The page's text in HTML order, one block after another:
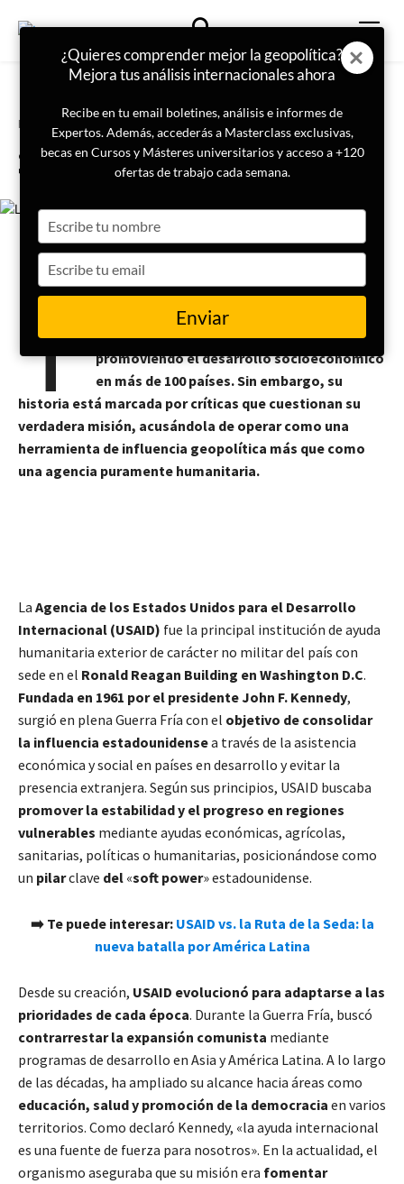
Portada
¿Qué es la USAID y por qué
Trump prescinde de ella?
Rubén Asenjo
T
ras su fundación en 1961, USAID ha sido un
pilar de la política exterior estadounidense,
promoviendo el desarrollo socioeconómico
en más de 100 países. Sin embargo, su
historia está marcada por críticas que cuestionan su
verdadera misión, acusándola de operar como una
herramienta de influencia geopolítica más que como
una agencia puramente humanitaria.
La Agencia de los Estados Unidos para el Desarrollo
Internacional (USAID) fue la principal institución de ayuda
humanitaria exterior de carácter no militar del país con
sede en el Ronald Reagan Building en Washington D.C.
Fundada en 1961 por el presidente John F. Kennedy,
surgió en plena Guerra Fría con el objetivo de consolidar
la influencia estadounidensea través de la asistencia
económica y social en países en desarrollo y evitar la
presencia extranjera. Según sus principios, USAID buscaba
promover la estabilidad y el progreso en regiones
vulnerables mediante ayudas económicas, agrícolas,
sanitarias, políticas o humanitarias, posicionándose como
un pilarclave del «soft power» estadounidense.
➡️ Te puede interesar: USAID vs. la Ruta de la Seda: la
nueva batalla por América Latina
Desde su creación, USAID evolucionó para adaptarse a las
prioridades de cada época. Durante la Guerra Fría, buscó
contrarrestar la expansión comunista mediante
programas de desarrollo en Asia y América Latina. A lo largo
de las décadas, ha ampliado su alcance hacia áreas como
educación, salud y promoción de la democracia en varios
territorios. Como declaró Kennedy, «la ayuda internacional
es una fuente de fuerza para nosotros». En la actualidad, el
organismo aseguraba que su misión era fomentar
¿Quieres comprender mejor la geopolítica?
Mejora tus análisis internacionales ahora
Recibe en tu email boletines, análisis e informes de
Expertos. Además, accederás a Masterclass exclusivas,
becas en Cursos y Másteres universitarios y acceso a +120
ofertas de trabajo cada semana.
your
name
your
email
Enviar